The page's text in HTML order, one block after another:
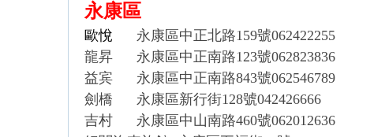
永康區
歐悅 永康區中正北路159號062422255
龍昇 永康區中正南路123號062823836
益宾
永康區中正南路843號062546789
劍橋
永康區新行街128號042426666
吉村
永康區中山南路460號062012636